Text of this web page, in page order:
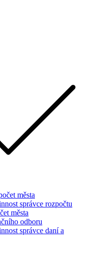
města
správce rozpočtu
města
odboru
správce daní a